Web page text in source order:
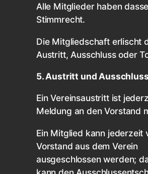
Alle Mitglieder haben
Stimmrecht.
Die Mitgliedschaft erlischt
Austritt, Ausschluss oder
5. Austritt und Ausschluss
Ein Vereinsaustritt ist
Meldung an den Vorstand
Ein Mitglied kann jederzeit
Vorstand aus dem Verein
ausgeschlossen werden;